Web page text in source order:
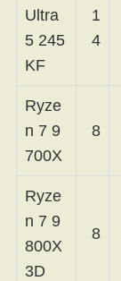
Ultra
5 245
KF
1
4
Ryze
n 7 9
700X
8
Ryze
n 7 9
800X
3D
8